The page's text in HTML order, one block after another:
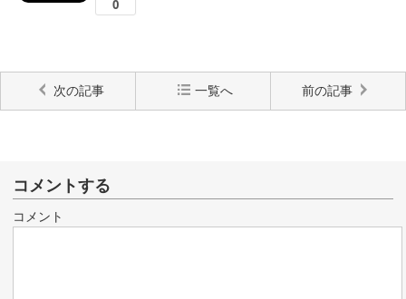
次の記事 一覧へ 前の記事
コメントする
コメント